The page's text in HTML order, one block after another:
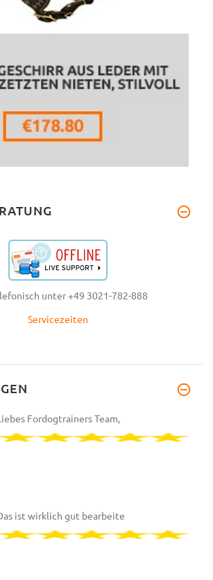
unter +49 3021-782-888
Servicezeiten
Fordogtrainers Team,
ist wirklich gut bearbeite